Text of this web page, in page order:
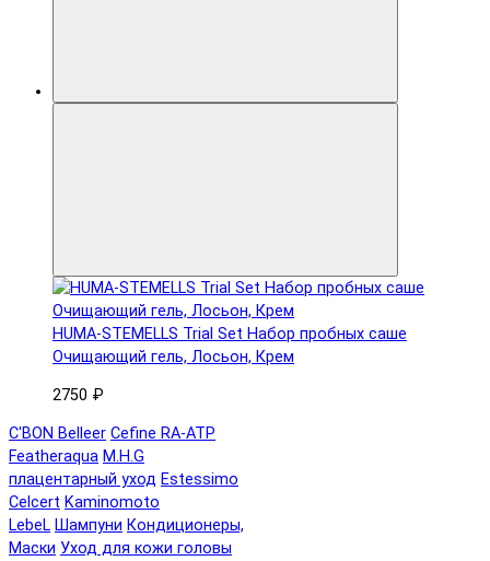
HUMA-STEMELLS Trial Set Набор пробных саше
Очищающий гель, Лосьон, Крем
2750 ₽
C'BON Belleer Cefine RA-ATP
Featheraqua M.H.G
плацентарный уход Estessimo
Celcert Kaminomoto
LebeL Шампуни Кондиционеры,
Маски Уход для кожи головы